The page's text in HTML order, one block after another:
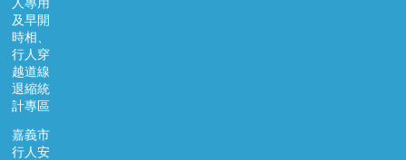
人專用
及早開
時相、
行人穿
越道線
退縮統
計專區
嘉義市
行人安